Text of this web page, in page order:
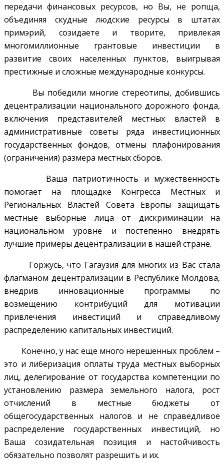
передачи финансовых ресурсов, но Вы, не ропща,
объединяя скудные людские ресурсы в штатах
примэрий, созидаете и творите, привлекая
многомиллионные грантовые инвестиции в
развитие своих населенных пунктов, выигрывая
престижные и сложные международные конкурсы.
Вы победили многие стереотипы, добившись
децентрализации национального дорожного фонда,
включения представителей местных властей в
административные советы ряда инвестиционных
государственных фондов, отмены плафонирования
(ограничения) размера местных сборов.
Ваша патриотичность и мужественность
помогает на площадке Конгресса Местных и
Региональных Властей Совета Европы защищать
местные выборные лица от дискриминации на
национальном уровне и постепенно внедрять
лучшие примеры децентрализации в нашей стране.
Горжусь, что Гагаузия для многих из Вас стала
флагманом децентрализации в Республике Молдова,
внедрив инновационные программы по
возмещению контрибуций для мотивации
привлечения инвестиций и справедливому
распределению капитальных инвестиций.
Конечно, у нас еще много нерешенных проблем –
это и либеризация оплаты труда местных выборных
лиц, делегирование от государства компетенции по
установлению размера земельного налога, рост
отчислений в местные бюджеты от
общегосударственных налогов и не справедливое
распределение государственных инвестиций, но
Ваша созидательная позиция и настойчивость
обязательно позволят разрешить и их.